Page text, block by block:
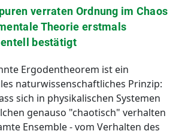
verraten Ordnung im Chaos
Theorie erstmals
bestätigt
Ergodentheorem ist ein
naturwissenschaftliches Prinzip:
sich in physikalischen Systemen
genauso "chaotisch" verhalten
Ensemble - vom Verhalten des